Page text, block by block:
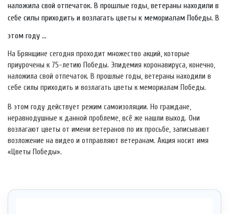
наложила свой отпечаток. В прошлые годы, ветераны находили в
себе силы приходить и возлагать цветы к мемориалам Победы. В
этом году ...
На Брянщине сегодня проходит множество акций, которые
приурочены к 75-летию Победы. Эпидемия коронавируса, конечно,
наложила свой отпечаток. В прошлые годы, ветераны находили в
себе силы приходить и возлагать цветы к мемориалам Победы.
В этом году действует режим самоизоляции. Но граждане,
неравнодушные к данной проблеме, всё же нашли выход. Они
возлагают цветы от имени ветеранов по их просьбе, записывают
возложение на видео и отправляют ветеранам. Акция носит имя
«Цветы Победы».